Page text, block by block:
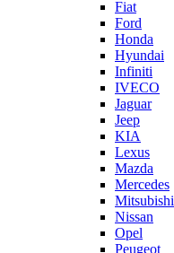
Fiat
Ford
Honda
Hyundai
Infiniti
IVECO
Jaguar
Jeep
KIA
Lexus
Mazda
Mercedes
Mitsubishi
Nissan
Opel
Peugeot